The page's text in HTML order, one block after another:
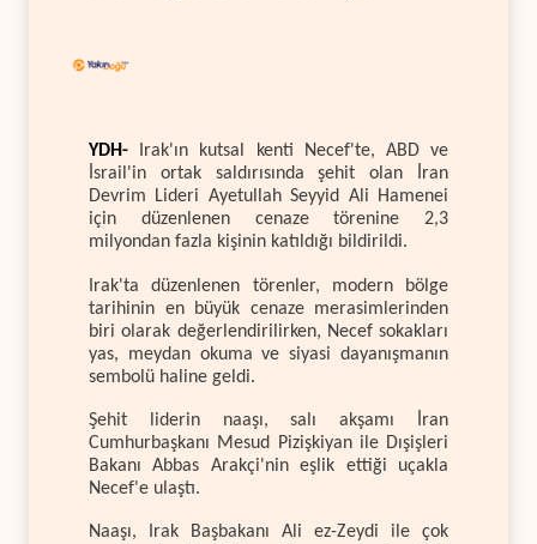
YDH- Irak'ın kutsal kenti Necef'te, ABD ve
İsrail'in ortak saldırısında şehit olan İran
Devrim Lideri Ayetullah Seyyid Ali Hamenei
için düzenlenen cenaze törenine 2,3
milyondan fazla kişinin katıldığı bildirildi.
Irak'ta düzenlenen törenler, modern bölge
tarihinin en büyük cenaze merasimlerinden
biri olarak değerlendirilirken, Necef sokakları
yas, meydan okuma ve siyasi dayanışmanın
sembolü haline geldi.
Şehit liderin naaşı, salı akşamı İran
Cumhurbaşkanı Mesud Pizişkiyan ile Dışişleri
Bakanı Abbas Arakçi'nin eşlik ettiği uçakla
Necef'e ulaştı.
Naaşı, Irak Başbakanı Ali ez-Zeydi ile çok